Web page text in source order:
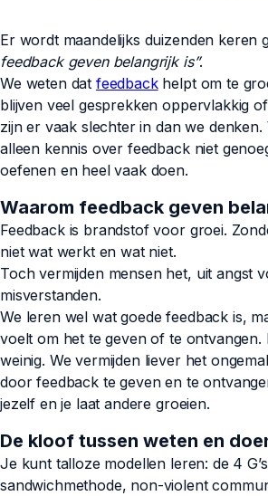
Er wordt maandelijks duizenden keren
feedback geven belangrijk is”.
We weten dat feedbackhelpt om te
blijven veel gesprekken oppervlakkig
zijn er vaak slechter in dan we denken.
alleen kennis over feedback niet
oefenen en heel vaak doen.
Waarom feedback geven
Feedback is brandstof voor groei.
niet wat werkt en wat niet.
Toch vermijden mensen het, uit angst
misverstanden.
We leren wel wat goede feedback is,
voelt om het te geven of te ontvangen.
weinig. We vermijden liever het
door feedback te geven en te
jezelf en je laat andere groeien.
De kloof tussen weten en
Je kunt talloze modellen leren: de 4
sandwichmethode, non-violent